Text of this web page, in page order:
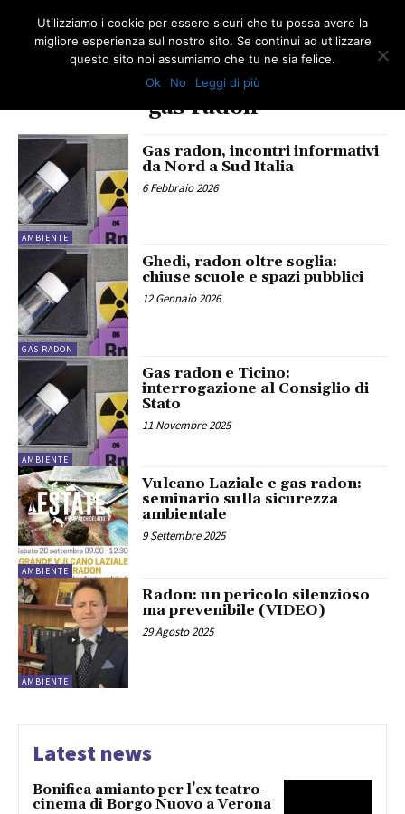
gas radon
AMBIENTE
Gas radon, incontri informativi
da Nord a Sud Italia
6 Febbraio 2026
GAS RADON
Ghedi, radon oltre soglia:
chiuse scuole e spazi pubblici
12 Gennaio 2026
AMBIENTE
Gas radon e Ticino:
interrogazione al Consiglio di
Stato
11 Novembre 2025
AMBIENTE
Vulcano Laziale e gas radon:
seminario sulla sicurezza
ambientale
9 Settembre 2025
AMBIENTE
Radon: un pericolo silenzioso
ma prevenibile (VIDEO)
29 Agosto 2025
Latest news
Bonifica amianto per l’ex teatro-
cinema di Borgo Nuovo a Verona
Utilizziamo i cookie per essere sicuri che tu possa avere la
migliore esperienza sul nostro sito. Se continui ad utilizzare
questo sito noi assumiamo che tu ne sia felice.
Ok
No Leggi di più